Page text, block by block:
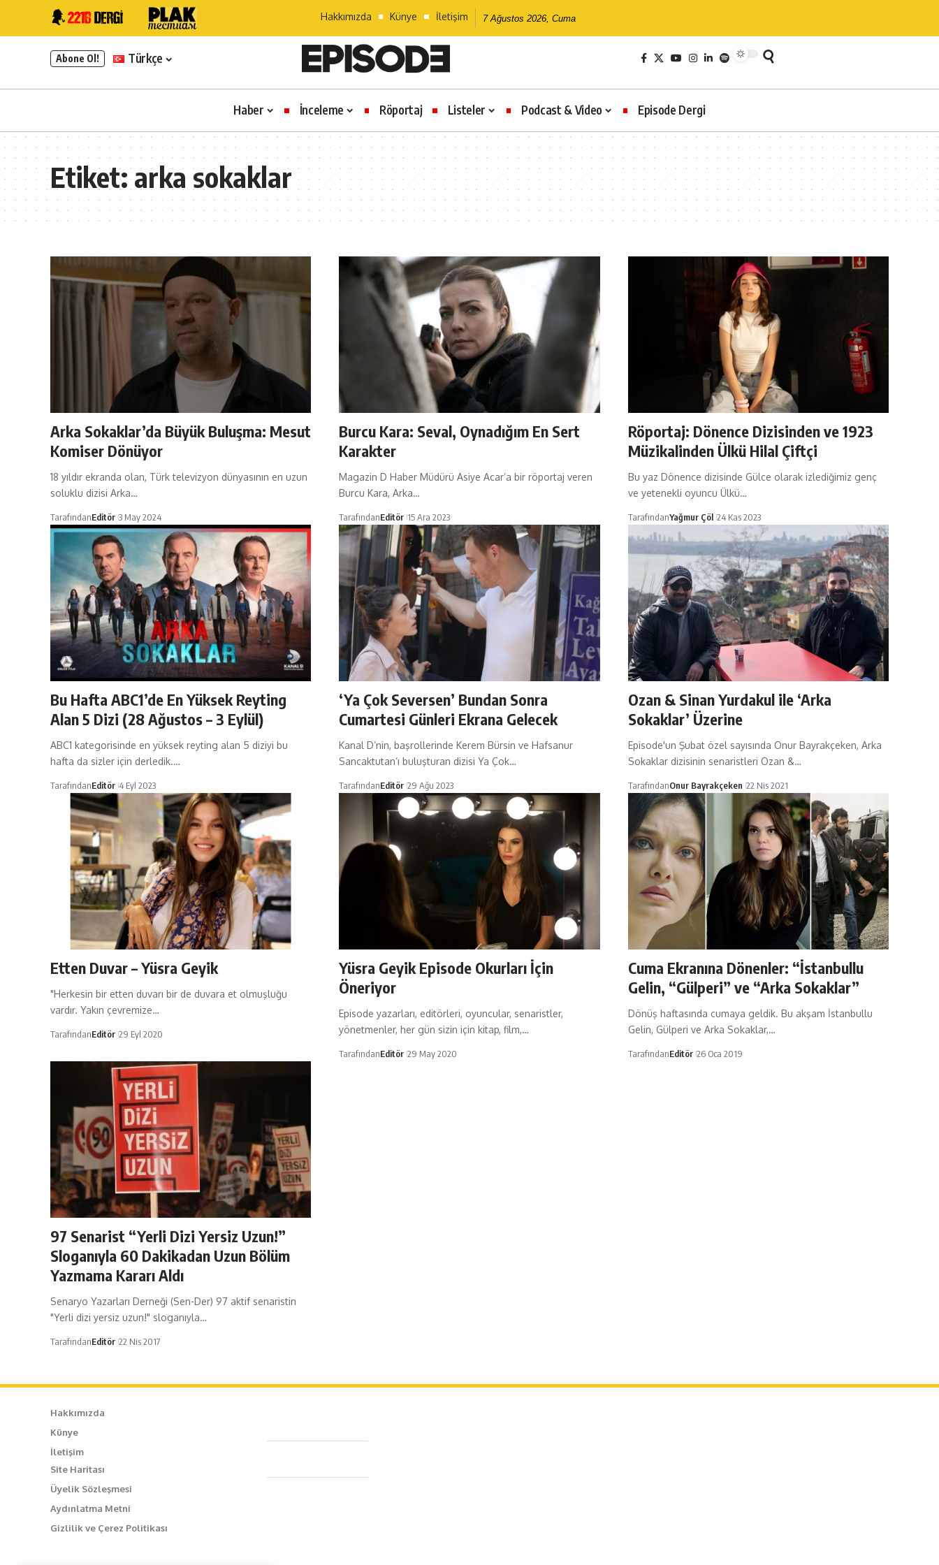
Hakkımızda Künye İletişim 7 Ağustos 2026, Cuma
Abone Ol! Türkçe
Haber İnceleme Röportaj Listeler Podcast & Video Episode Dergi
Etiket:arka sokaklar
Arka Sokaklar’da Büyük Buluşma: Mesut
Komiser Dönüyor
18 yıldır ekranda olan, Türk televizyon dünyasının en uzun
soluklu dizisi Arka…
TarafındanEditör 3 May 2024
Burcu Kara: Seval, Oynadığım En Sert
Karakter
Magazin D Haber Müdürü Asiye Acar’a bir röportaj veren
Burcu Kara, Arka…
TarafındanEditör 15 Ara 2023
Röportaj: Dönence Dizisinden ve 1923
Müzikalinden Ülkü Hilal Çiftçi
Bu yaz Dönence dizisinde Gülce olarak izlediğimiz genç
ve yetenekli oyuncu Ülkü…
TarafındanYağmur Çöl 24 Kas 2023
Bu Hafta ABC1’de En Yüksek Reyting
Alan 5 Dizi (28 Ağustos – 3 Eylül)
ABC1 kategorisinde en yüksek reyting alan 5 diziyi bu
hafta da sizler için derledik.…
TarafındanEditör 4 Eyl 2023
‘Ya Çok Seversen’ Bundan Sonra
Cumartesi Günleri Ekrana Gelecek
Kanal D’nin, başrollerinde Kerem Bürsin ve Hafsanur
Sancaktutan’ı buluşturan dizisi Ya Çok…
TarafındanEditör 29 Ağu 2023
Ozan & Sinan Yurdakul ile ‘Arka
Sokaklar’ Üzerine
Episode'un Şubat özel sayısında Onur Bayrakçeken, Arka
Sokaklar dizisinin senaristleri Ozan &…
TarafındanOnur Bayrakçeken 22 Nis 2021
Etten Duvar – Yüsra Geyik
"Herkesin bir etten duvarı bir de duvara et olmuşluğu
vardır. Yakın çevremize…
TarafındanEditör 29 Eyl 2020
Yüsra Geyik Episode Okurları İçin
Öneriyor
Episode yazarları, editörleri, oyuncular, senaristler,
yönetmenler, her gün sizin için kitap, film,…
TarafındanEditör 29 May 2020
Cuma Ekranına Dönenler: “İstanbullu
Gelin, “Gülperi” ve “Arka Sokaklar”
Dönüş haftasında cumaya geldik. Bu akşam İstanbullu
Gelin, Gülperi ve Arka Sokaklar,…
TarafındanEditör 26 Oca 2019
97 Senarist “Yerli Dizi Yersiz Uzun!”
Sloganıyla 60 Dakikadan Uzun Bölüm
Yazmama Kararı Aldı
Senaryo Yazarları Derneği (Sen-Der) 97 aktif senaristin
"Yerli dizi yersiz uzun!" sloganıyla…
TarafındanEditör 22 Nis 2017
Hakkımızda
Künye
İletişim
Site Haritası
Üyelik Sözleşmesi
Aydınlatma Metni
Gizlilik ve Çerez Politikası
Caferağa Mah. Dr. Şakir Paşa Sok. No3/A Kadıköy İstanbul
+90 543 345 46 00